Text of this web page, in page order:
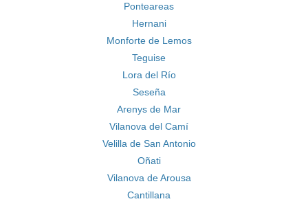
Ponteareas
Hernani
Monforte de Lemos
Teguise
Lora del Río
Seseña
Arenys de Mar
Vilanova del Camí
Velilla de San Antonio
Oñati
Vilanova de Arousa
Cantillana